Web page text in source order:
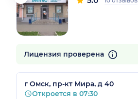
Лицензия проверена
г Омск, пр-кт Мира, д 40
Откроется в 07:30